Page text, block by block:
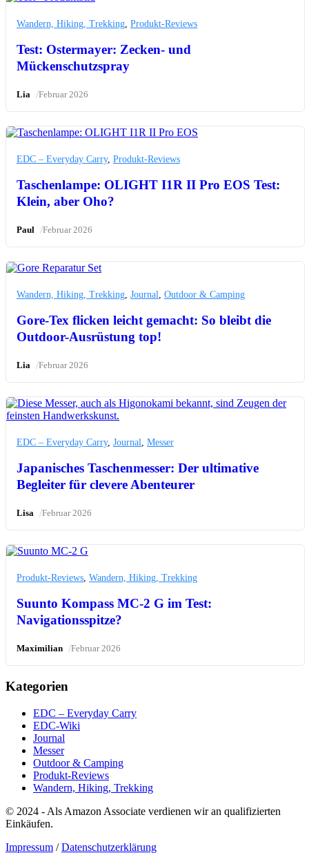
Wandern, Hiking, Trekking, Produkt-Reviews
Test: Ostermayer: Zecken- und
Mückenschutzspray
Lia /Februar 2026
EDC – Everyday Carry, Produkt-Reviews
Taschenlampe: OLIGHT I1R II Pro EOS Test:
Klein, aber Oho?
Paul /Februar 2026
Wandern, Hiking, Trekking, Journal, Outdoor & Camping
Gore-Tex flicken leicht gemacht: So bleibt die
Outdoor-Ausrüstung top!
Lia /Februar 2026
EDC – Everyday Carry, Journal, Messer
Japanisches Taschenmesser: Der ultimative
Begleiter für clevere Abenteurer
Lisa /Februar 2026
Produkt-Reviews, Wandern, Hiking, Trekking
Suunto Kompass MC-2 G im Test:
Navigationsspitze?
Maximilian /Februar 2026
Kategorien
EDC – Everyday Carry
EDC-Wiki
Journal
Messer
Outdoor & Camping
Produkt-Reviews
Wandern, Hiking, Trekking
© 2024 - Als Amazon Associate verdienen wir an qualifizierten
Einkäufen.
Impressum /Datenschutzerklärung